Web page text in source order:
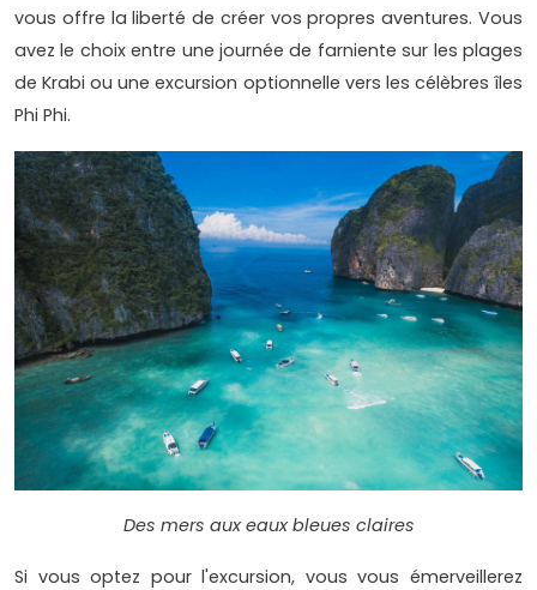
vous offre la liberté de créer vos propres aventures. Vous
avez le choix entre une journée de farniente sur les plages
de Krabi ou une excursion optionnelle vers les célèbres îles
Phi Phi.
Des mers aux eaux bleues claires
Si vous optez pour l'excursion, vous vous émerveillerez